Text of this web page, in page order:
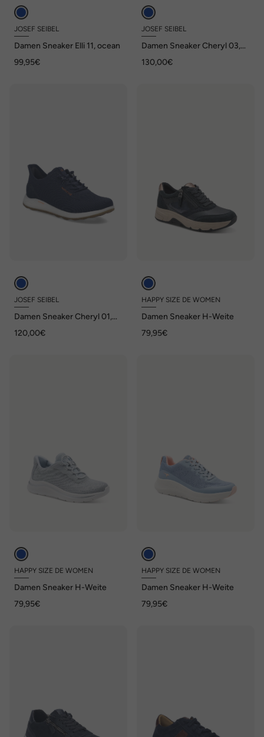
JOSEF SEIBEL
Damen Sneaker Elli 11, ocean
99,95€
JOSEF SEIBEL
Damen Sneaker Cheryl 03,
130,00€
JOSEF SEIBEL
Damen Sneaker Cheryl 01,
120,00€
HAPPY SIZE DE WOMEN
Damen Sneaker H-Weite
79,95€
HAPPY SIZE DE WOMEN
Damen Sneaker H-Weite
79,95€
HAPPY SIZE DE WOMEN
Damen Sneaker H-Weite
79,95€